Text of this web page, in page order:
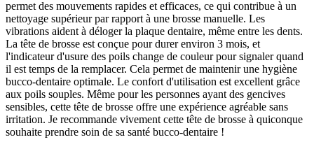
permet des mouvements rapides et efficaces, ce qui contribue à un
nettoyage supérieur par rapport à une brosse manuelle. Les
vibrations aident à déloger la plaque dentaire, même entre les dents.
La tête de brosse est conçue pour durer environ 3 mois, et
l'indicateur d'usure des poils change de couleur pour signaler quand
il est temps de la remplacer. Cela permet de maintenir une hygiène
bucco-dentaire optimale. Le confort d'utilisation est excellent grâce
aux poils souples. Même pour les personnes ayant des gencives
sensibles, cette tête de brosse offre une expérience agréable sans
irritation. Je recommande vivement cette tête de brosse à quiconque
souhaite prendre soin de sa santé bucco-dentaire !